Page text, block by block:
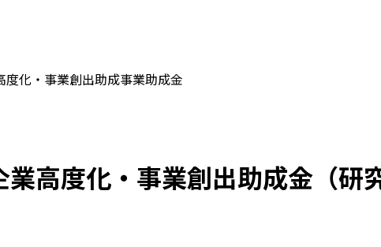
化・事業創出助成事業助成金
高度化・事業創出助成金（研